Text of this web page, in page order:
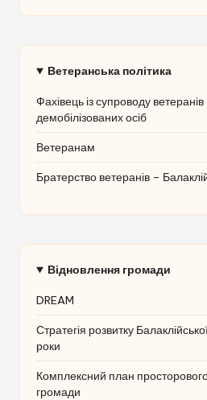
Ветеранська політика
Фахівець із супроводу ветеранів
демобілізованих осіб
Ветеранам
Братерство ветеранів –
Відновлення громади
DREAM
Стратегія розвитку
роки
Комплексний план просторового
громади